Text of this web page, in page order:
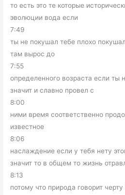
то есть это те которые
эволюции вода если
7:49
ты не покушал тебе плохо
там вырос до
7:55
определенного возраста если ты
значит и славно провел с
8:00
ними время соответственно
известное
8:06
наслаждение если у тебя нету
значит то в общем то жизнь
8:13
потому что природа говорит